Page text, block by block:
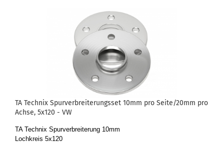
TA Tech­nix Spur­ver­brei­te­rungs­set 10mm pro Seite/20mm pro
Achse, 5x120 - VW
TA Tech­nix Spur­ver­brei­te­rung 10mm
Loch­kreis 5x120